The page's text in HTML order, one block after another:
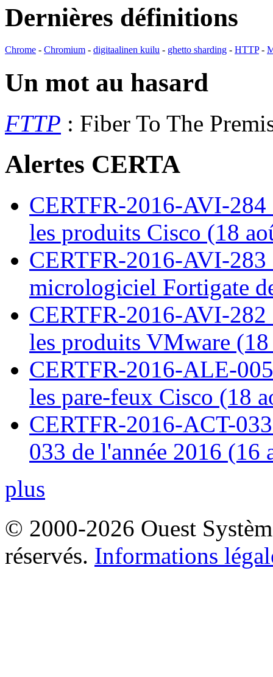
Dernières définitions
Chrome - Chromium - digitaalinen kuilu - ghetto sharding - HTTP-
Un mot au hasard
FTTP : Fiber To The
Alertes CERTA
CERTFR-2016-AVI-
les produits Cisco (18
CERTFR-2016-AVI-
micrologiciel Fortigate
CERTFR-2016-AVI-
les produits VMware
CERTFR-2016-ALE-
les pare-feux Cisco (18
CERTFR-2016-ACT-
033 de l'année 2016 (16
plus
© 2000-2026 Ouest
réservés. Informations